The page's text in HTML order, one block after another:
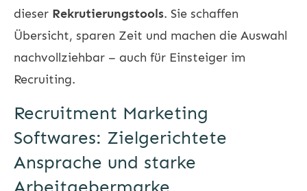
dieser Rekrutierungstools. Sie schaffen
Übersicht, sparen Zeit und machen die Auswahl
nachvollziehbar – auch für Einsteiger im
Recruiting.
Recruitment Marketing
Softwares: Zielgerichtete
Ansprache und starke